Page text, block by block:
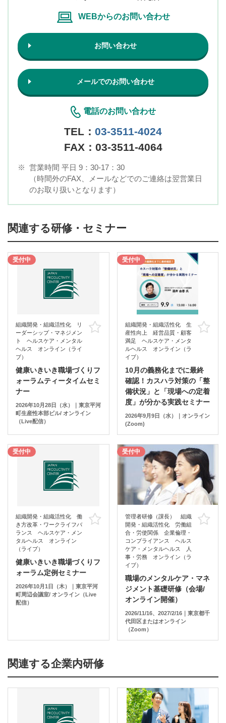
WEBからのお問い合わせ
お問い合わせ
メールでのお問い合わせ
電話のお問い合わせ
TEL： 03-3511-4024
FAX：03-3511-4064
※ 営業時間 平日 9：30-17：30
（時間外のFAX、メールなどでのご連絡は翌営業日
のお取り扱いとなります）
関連する研修・セミナー
受付中
組織開発・組織活性化 リ
ーダーシップ・マネジメン
ト ヘルスケア・メンタル
ヘルス オンライン（ライ
ブ）
お気に入り
健康いきいき職場づくりフ
ォーラムティータイムセミ
ナー
2026年10月28日（水）｜東京平河
町生産性本部ビル/ オンライン
（Live配信）
受付中
組織開発・組織活性化 生
産性向上 経営品質・顧客
満足 ヘルスケア・メンタ
ルヘルス オンライン（ラ
イブ）
10月の義務化までに最終
確認！カスハラ対策の「整
備状況」と「現場への定着
度」が分かる実践セミナー
2026年9月9日（水）｜オンライン
(Zoom)
受付中
組織開発・組織活性化 働
き方改革・ワークライフバ
ランス ヘルスケア・メン
タルヘルス オンライン
（ライブ）
お気に入り
健康いきいき職場づくりフ
ォーラム定例セミナー
2026年10月1日（木）｜東京平河
町周辺会議室/ オンライン（Live
配信）
受付中
管理者研修（課長） 組織
開発・組織活性化 労働組
合・労使関係 企業倫理・
コンプライアンス ヘルス
ケア・メンタルヘルス 人
事・労務 オンライン（ラ
イブ）
職場のメンタルケア・マネ
ジメント基礎研修（会場/
オンライン開催）
2026/11/16、2027/2/16｜東京都千
代田区またはオンライン
（Zoom）
関連する企業内研修